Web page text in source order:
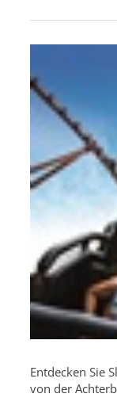
Entdecken Sie
von der